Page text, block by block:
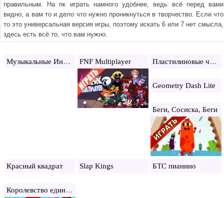
правильным. На пк играть намного удобнее, ведь всё перед вами
видно, а вам то и дело что нужно проникнуться в творчество. Если что
то это универсальная версия игры, поэтому искать 6 или 7 нет смысла,
здесь есть всё то, что вам нужно.
Музыкальные Инструменты для Детей FNF Multiplayer Пластилиновые человечки: 12 замков
Geometry Dash Lite
Беги, Сосиска, Беги
Красный квадрат Slap Kings БТС пианино
Королевство единорогов